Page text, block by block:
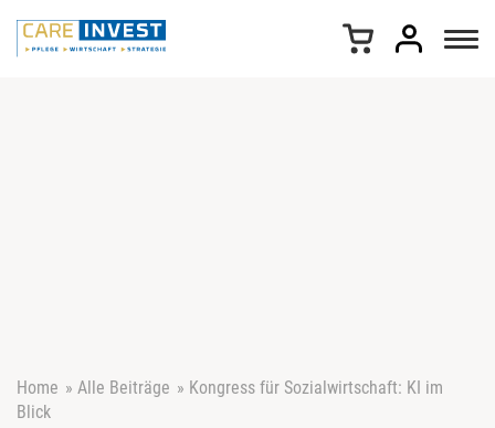
Home » Alle Beiträge » Kongress für Sozialwirtschaft: KI im
Blick